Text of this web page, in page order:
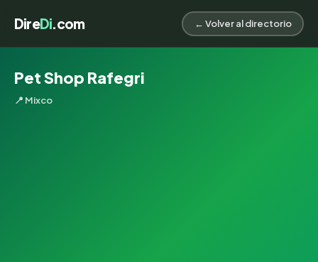
DireDi.com ← Volver al directorio
Pet Shop Rafegri
📍 Mixco